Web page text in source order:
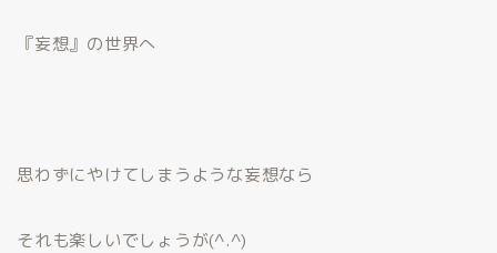
『妄想』の世界へ
思わずにやけてしまうような妄想なら
それも楽しいでしょうが(^.^)